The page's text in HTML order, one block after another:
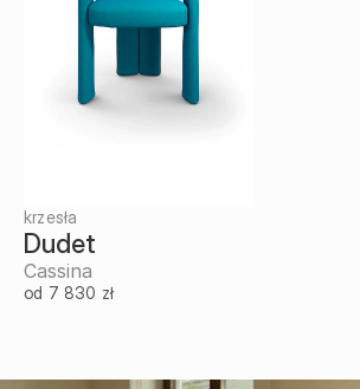
krzesła
Dudet
Cassina
od 7 830 zł